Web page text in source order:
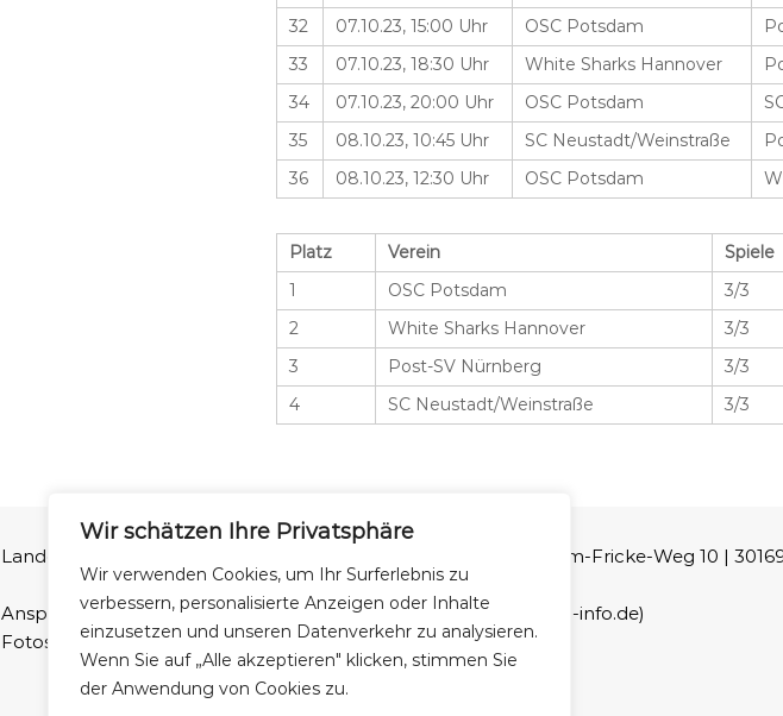
Wir schätzen Ihre Privatsphäre
Wir verwenden Cookies, um Ihr Surferlebnis zu
verbessern, personalisierte Anzeigen oder Inhalte
einzusetzen und unseren Datenverkehr zu analysieren.
Wenn Sie auf „Alle akzeptieren" klicken, stimmen Sie
der Anwendung von Cookies zu.
32
07.10.23, 15:00 Uhr OSC Potsdam
33
07.10.23, 18:30 Uhr White Sharks Hannover
34
07.10.23, 20:00 Uhr OSC Potsdam
35
08.10.23, 10:45 Uhr SC Neustadt/Weinstraße
36
08.10.23, 12:30 Uhr OSC Potsdam
Platz Verein Spiele
1
OSC Potsdam 3/3
2
White Sharks Hannover 3/3
3
Post-SV Nürnberg 3/3
4
SC Neustadt/Weinstraße 3/3
Landesschwimmverband Niedersachsen e.V | Ferdinand-Wilhelm-Fricke-Weg 10 |
Ansprechpartner Homepage: Fabian Natusch (webmaster@lsn-info.de)
Fotos: LSN und Patrick Wallbaum